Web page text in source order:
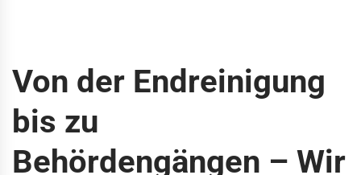
Von der Endreinigung
bis zu
Behördengängen – Wir